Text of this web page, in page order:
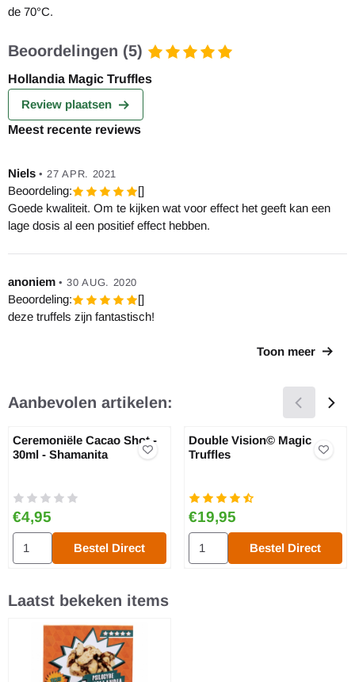
de 70°C.
Beoordelingen (5)
Hollandia Magic Truffles
Review plaatsen
Meest recente reviews
Niels • 27 APR. 2021
Beoordeling:
[]
Goede kwaliteit. Om te kijken wat voor effect het geeft kan een
lage dosis al een positief effect hebben.
anoniem • 30 AUG. 2020
Beoordeling:
[]
deze truffels zijn fantastisch!
Toon meer
Aanbevolen artikelen:
Ceremoniële Cacao Shot -
30ml - Shamanita
Prijs: 4,95
€4,95
Aantal kiezen voor Ceremoniële Cacao Shot - 30ml - Shamanita
Bestel Direct
Double Vision© Magic
Truffles
Prijs: 19,95
€19,95
Aantal kiezen voor Double
Bestel Direct
Laatst bekeken items